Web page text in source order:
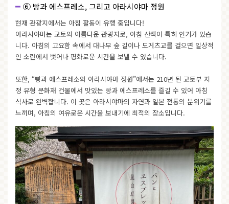
⑥ 빵과 에스프레소, 그리고 아라시야마 정원
현재 관광지에서는 아침 활동이 유행 중입니다!
아라시야마는 교토의 아름다운 관광지로, 아침 산책이 특히 인기가 있습
니다. 아침의 고요함 속에서 대나무 숲 길이나 도게츠교를 걸으면 일상적
인 소란에서 벗어나 평화로운 시간을 보낼 수 있습니다.
또한, “빵과 에스프레소와 아라시야마 정원”에서는 210년 된 교토부 지
정 유형 문화재 건물에서 맛있는 빵과 에스프레소를 즐길 수 있어 아침
식사로 완벽합니다. 이 곳은 아라시야마의 자연과 일본 전통의 분위기를
느끼며, 아침의 여유로운 시간을 보내기에 최적의 장소입니다.